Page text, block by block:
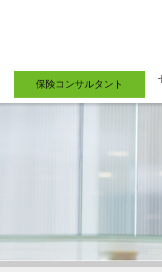
保険コンサルタント